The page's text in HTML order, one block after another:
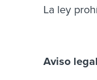
La ley
Aviso legal